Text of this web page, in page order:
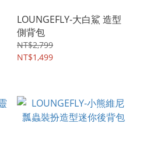
LOUNGEFLY-大白鯊 造型
側背包
NT$2,799
NT$1,499